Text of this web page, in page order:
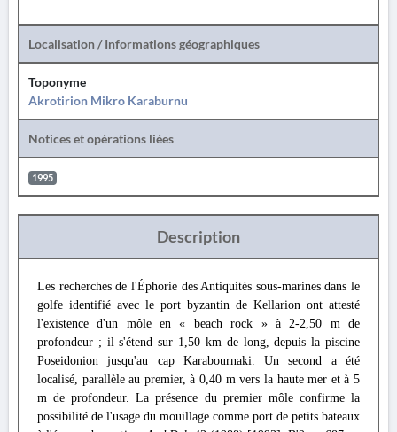
Localisation / Informations géographiques
Toponyme
Akrotirion Mikro Karaburnu
Notices et opérations liées
1995
Description
Les recherches de l'Éphorie des Antiquités sous-marines dans le
golfe identifié avec le port byzantin de Kellarion ont attesté
l'existence d'un môle en « beach rock » à 2-2,50 m de
profondeur ; il s'étend sur 1,50 km de long, depuis la piscine
Poseidonion jusqu'au cap Karabournaki. Un second a été
localisé, parallèle au premier, à 0,40 m vers la haute mer et à 5
m de profondeur. La présence du premier môle confirme la
possibilité de l'usage du mouillage comme port de petits bateaux